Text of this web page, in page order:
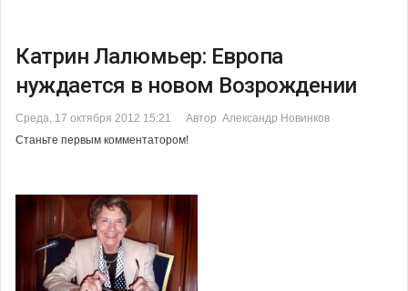
Катрин Лалюмьер: Европа
нуждается в новом Возрождении
Среда, 17 октября 2012 15:21
Автор Александр Новинков
Станьте первым комментатором!